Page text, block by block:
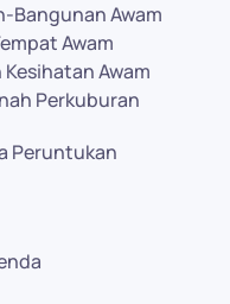
Bangunan Awam
Awam
Awam
Perkuburan
Peruntukan